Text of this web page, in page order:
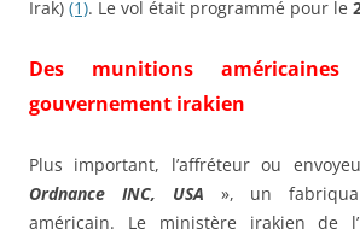
Irak) (1). Le vol était programmé pour le
Des munitions américaines
gouvernement irakien
Plus important, l’affréteur ou
Ordnance INC, USA », un
américain. Le ministère irakien de